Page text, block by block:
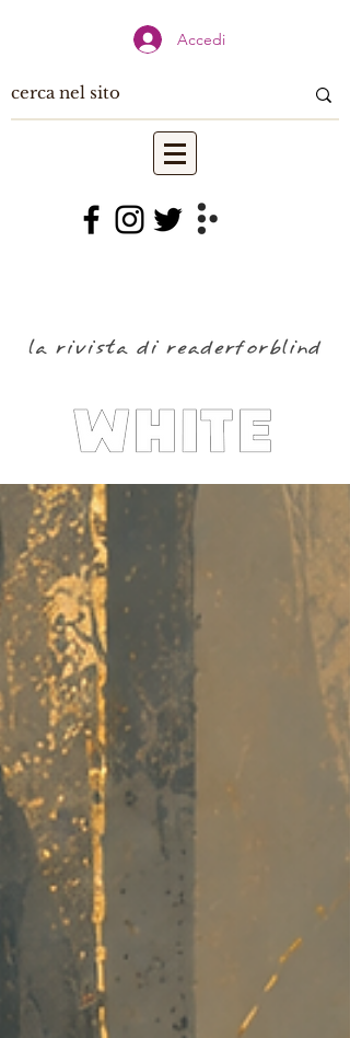
Accedi